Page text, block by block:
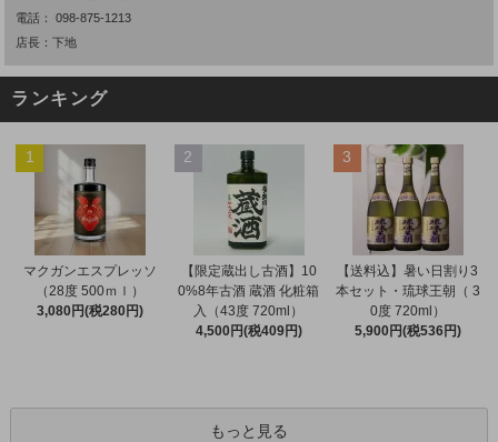
電話：098-875-1213
店長：下地
ランキング
1
マクガンエスプレッソ
（28度 500ｍｌ）
3,080円(税280円)
2
【限定蔵出し古酒】10
0%8年古酒 蔵酒 化粧箱
入（43度 720ml）
4,500円(税409円)
3
【送料込】暑い日割り3
本セット・琉球王朝（ 3
0度 720ml）
5,900円(税536円)
もっと見る